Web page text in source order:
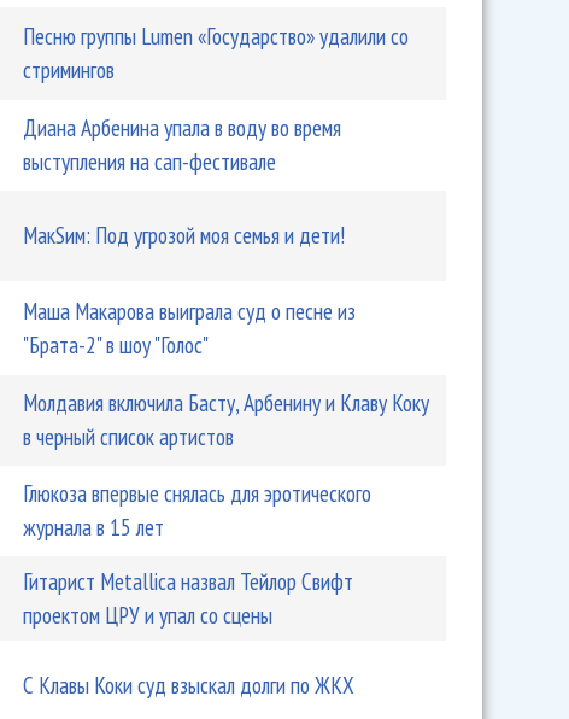
Песню группы Lumen «Государство» удалили со
стримингов
Диана Арбенина упала в воду во время
выступления на сап-фестивале
МакSим: Под угрозой моя семья и дети!
Маша Макарова выиграла суд о песне из
"Брата-2" в шоу "Голос"
Молдавия включила Басту, Арбенину и Клаву Коку
в черный список артистов
Глюкоза впервые снялась для эротического
журнала в 15 лет
Гитарист Metallica назвал Тейлор Свифт
проектом ЦРУ и упал со сцены
С Клавы Коки суд взыскал долги по ЖКХ